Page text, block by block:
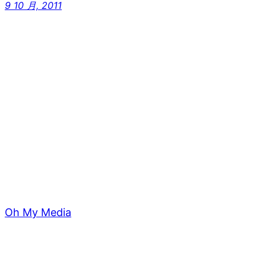
9 10 月, 2011
Oh My Media